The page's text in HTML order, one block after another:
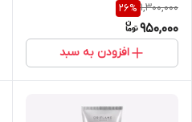
41637
1,300,000
26%
950,000
افزودن به سبد